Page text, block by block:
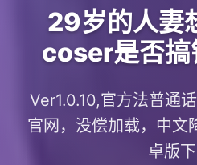
29岁的人妻
coser是否搞
Ver1.0.10,官方法普通
官网，没偿加载，中文
卓版